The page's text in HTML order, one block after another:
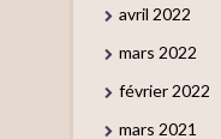
avril 2022
mars 2022
février 2022
mars 2021